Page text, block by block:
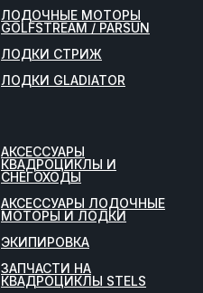
ЛОДОЧНЫЕ МОТОРЫ
GOLFSTREAM / PARSUN
ЛОДКИ СТРИЖ
ЛОДКИ GLADIATOR
АКСЕССУАРЫ
КВАДРОЦИКЛЫ И
СНЕГОХОДЫ
АКСЕССУАРЫ ЛОДОЧНЫЕ
МОТОРЫ И ЛОДКИ
ЭКИПИРОВКА
ЗАПЧАСТИ НА
КВАДРОЦИКЛЫ STELS